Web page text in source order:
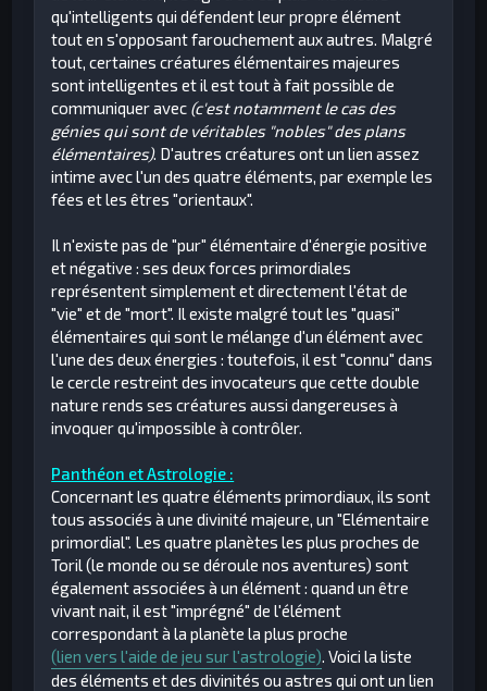
qu'intelligents qui défendent leur propre élément
tout en s'opposant farouchement aux autres. Malgré
tout, certaines créatures élémentaires majeures
sont intelligentes et il est tout à fait possible de
communiquer avec (c'est notamment le cas des
génies qui sont de véritables "nobles" des plans
élémentaires). D'autres créatures ont un lien assez
intime avec l'un des quatre éléments, par exemple les
fées et les êtres "orientaux".
Il n'existe pas de "pur" élémentaire d'énergie positive
et négative : ses deux forces primordiales
représentent simplement et directement l'état de
"vie" et de "mort". Il existe malgré tout les "quasi"
élémentaires qui sont le mélange d'un élément avec
l'une des deux énergies : toutefois, il est "connu" dans
le cercle restreint des invocateurs que cette double
nature rends ses créatures aussi dangereuses à
invoquer qu'impossible à contrôler.
Panthéon et Astrologie :
Concernant les quatre éléments primordiaux, ils sont
tous associés à une divinité majeure, un "Elémentaire
primordial". Les quatre planètes les plus proches de
Toril (le monde ou se déroule nos aventures) sont
également associées à un élément : quand un être
vivant nait, il est "imprégné" de l'élément
correspondant à la planète la plus proche
(lien vers l'aide de jeu sur l'astrologie). Voici la liste
des éléments et des divinités ou astres qui ont un lien